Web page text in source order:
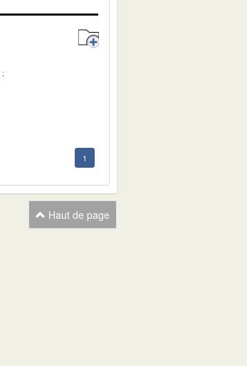
1
Haut de page